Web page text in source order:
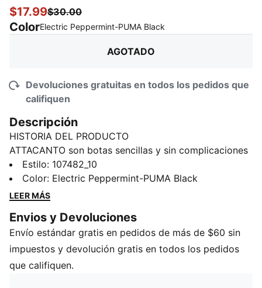
$17.99$30.00
ColorElectric Peppermint-PUMA Black
AGOTADO
Devoluciones gratuitas en todos los pedidos que
califiquen
Descripción
HISTORIA DEL PRODUCTO
ATTACANTO son botas sencillas y sin complicaciones
diseñadas para satisfacer tus exigencias en la cancha,
con un empeine blando que mejora el toque y el
control del balón. La suela exterior liviana te permitirá
DETALLES
Bota corta
Agujetas
Empeine de material sintético con forro suave que se
Estilo: 107482_10
Color: Electric Peppermint-PUMA Black
LEER MÁS
Envios y Devoluciones
Envío estándar gratis en pedidos de más de $60 sin
impuestos y devolución gratis en todos los pedidos
que califiquen.